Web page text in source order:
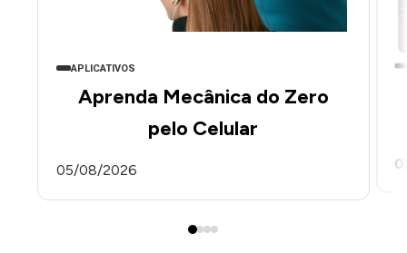
APLICATIVOS
Aprenda Mecânica do Zero
pelo Celular
05/08/2026